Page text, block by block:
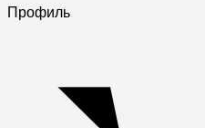
Профиль